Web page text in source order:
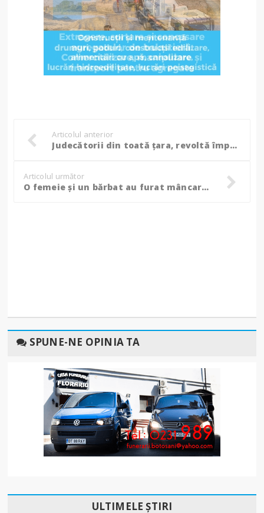
Articolul anterior
Judecătorii din toată țara, revoltă împotriva PNL. Cine a semnat la Botoșani!
Articolul următor
O femeie și un bărbat au furat mâncare, machiaje și alcool din magazine. Polițiștii i-au reținut!
SPUNE-NE OPINIA TA
ULTIMELE ȘTIRI